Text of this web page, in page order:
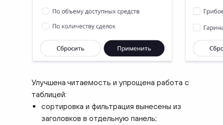
Улучшена читаемость и упрощена работа с
таблицей:
сортировка и фильтрация вынесены из
заголовков в отдельную панель;